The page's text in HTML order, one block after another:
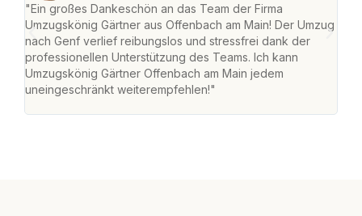
"Ein großes Dankeschön an das Team der Firma
Umzugskönig Gärtner aus Offenbach am Main! Der Umzug
nach Genf verlief reibungslos und stressfrei dank der
professionellen Unterstützung des Teams. Ich kann
Umzugskönig Gärtner Offenbach am Main jedem
uneingeschränkt weiterempfehlen!"